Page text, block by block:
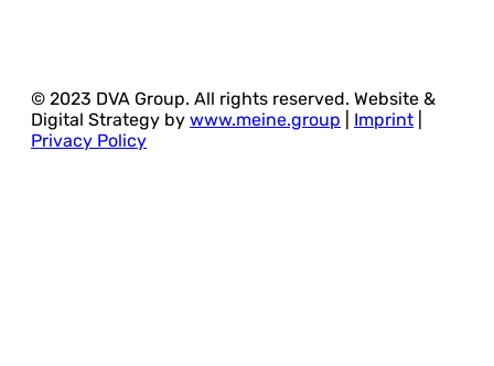
© 2023 DVA Group. All rights reserved. Website &
Digital Strategy by www.meine.group Imprint
Privacy Policy